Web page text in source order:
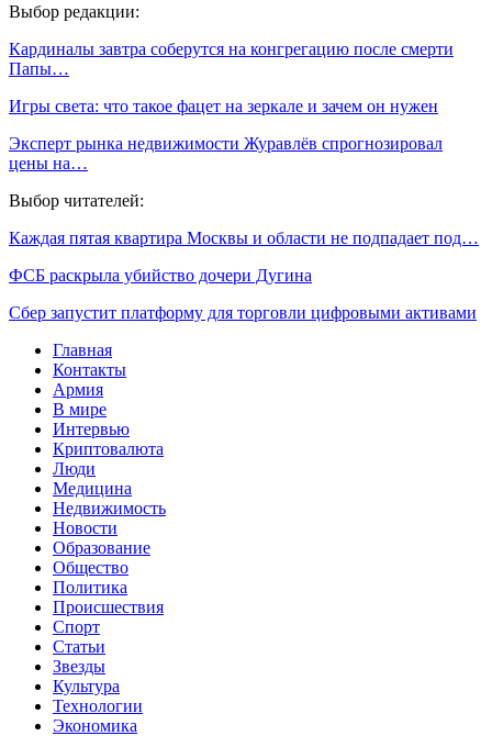
Выбор редакции:
Кардиналы завтра соберутся на конгрегацию после смерти
Папы…
Игры света: что такое фацет на зеркале и зачем он нужен
Эксперт рынка недвижимости Журавлёв спрогнозировал
цены на…
Выбор читателей:
Каждая пятая квартира Москвы и области не подпадает под…
ФСБ раскрыла убийство дочери Дугина
Сбер запустит платформу для торговли цифровыми активами
Главная
Контакты
Армия
В мире
Интервью
Криптовалюта
Люди
Медицина
Недвижимость
Новости
Образование
Общество
Политика
Происшествия
Спорт
Статьи
Звезды
Культура
Технологии
Экономика